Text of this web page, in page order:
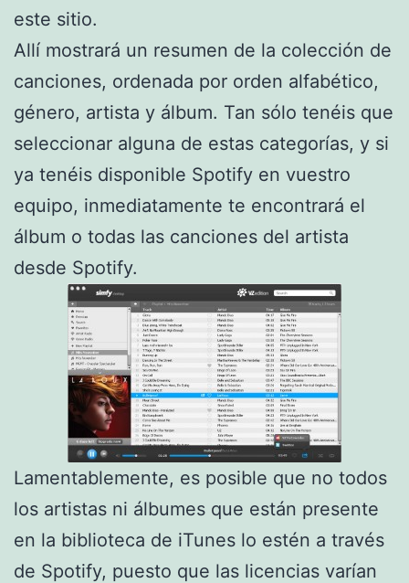
este sitio.
Allí mostrará un resumen de la colección de
canciones, ordenada por orden alfabético,
género, artista y álbum. Tan sólo tenéis que
seleccionar alguna de estas categorías, y si
ya tenéis disponible Spotify en vuestro
equipo, inmediatamente te encontrará el
álbum o todas las canciones del artista
desde Spotify.
Lamentablemente, es posible que no todos
los artistas ni álbumes que están presente
en la biblioteca de iTunes lo estén a través
de Spotify, puesto que las licencias varían